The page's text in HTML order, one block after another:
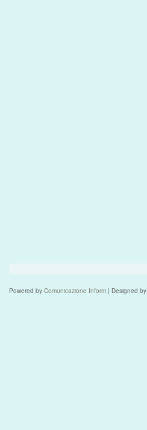
Powered by Comunicazione Inform | Designed by